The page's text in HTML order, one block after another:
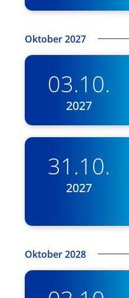
Oktober 2027
03.10.
2027
31.10.
2027
Oktober 2028